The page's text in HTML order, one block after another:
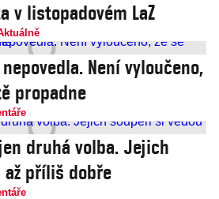
v listopadovém LaZ
nepovedla. Není vyloučeno,
propadne
druhá volba. Jejich
příliš dobře